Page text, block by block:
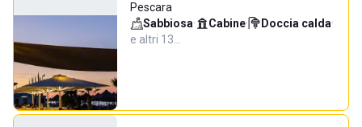
Pescara
Sabbiosa· Cabine· Doccia calda·
e altri 13…